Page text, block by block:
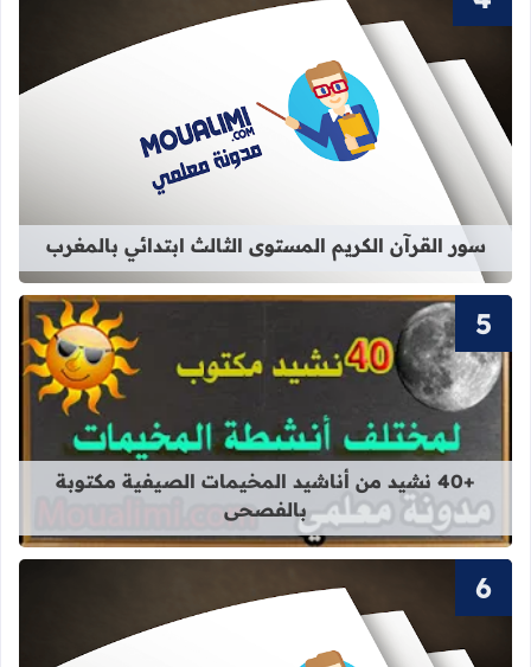
قراءة المزيد عن سور القرآن الكريم
سور القرآن الكريم المستوى الثالث ابتدائي بالمغرب
قراءة المزيد عن +40 نشيد من أناشيد المخيمات الصيفية مكتوبة بالفصحى
+40 نشيد من أناشيد المخيمات الصيفية مكتوبة
بالفصحى